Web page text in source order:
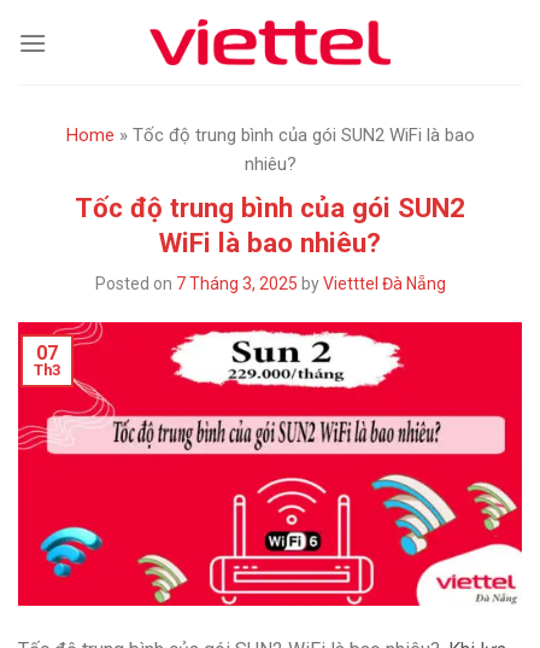
Home » Tốc độ trung bình của gói SUN2 WiFi là bao
nhiêu?
Tốc độ trung bình của gói SUN2
WiFi là bao nhiêu?
Posted on 7 Tháng 3, 2025 byVietttel Đà Nẵng
07
Th3